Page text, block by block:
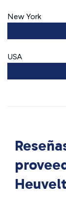
New York
USA